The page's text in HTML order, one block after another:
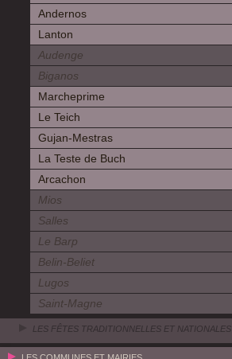
Andernos
Lanton
Audenge
Biganos
Marcheprime
Le Teich
Gujan-Mestras
La Teste de Buch
Arcachon
Mios
Salles
Le Barp
Belin-Beliet
Lugos
Saint-Magne
LES FÊTES TRADITIONNELLES ET NATIONALES